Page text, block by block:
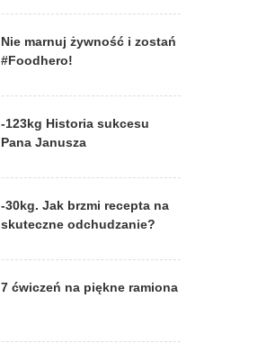
Nie marnuj żywność i zostań
#Foodhero!
-123kg Historia sukcesu
Pana Janusza
-30kg. Jak brzmi recepta na
skuteczne odchudzanie?
7 ćwiczeń na piękne ramiona